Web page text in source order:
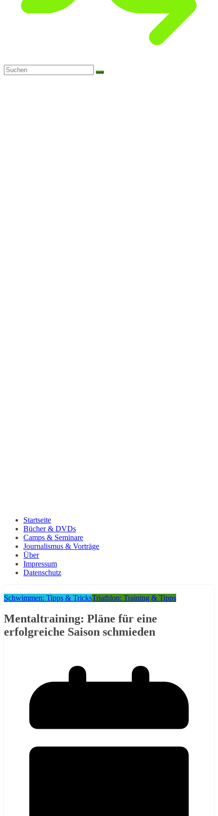
Startseite
Bücher & DVDs
Camps & Seminare
Journalismus & Vorträge
Über
Impressum
Datenschutz
Schwimmen: Tipps & TricksTriathlon: Training & Tipps
Mentaltraining: Pläne für eine
erfolgreiche Saison schmieden